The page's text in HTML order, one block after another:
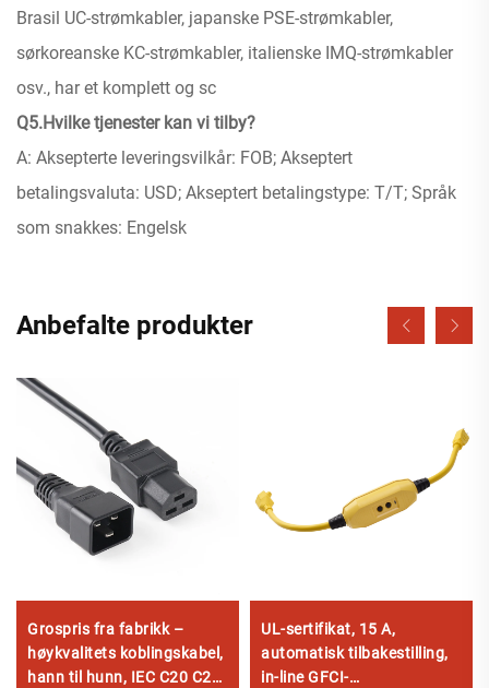
Brasil UC-strømkabler, japanske PSE-strømkabler,
sørkoreanske KC-strømkabler, italienske IMQ-strømkabler
osv., har et komplett og sc
Q5.Hvilke tjenester kan vi tilby?
A: Aksepterte leveringsvilkår: FOB; Akseptert
betalingsvaluta: USD; Akseptert betalingstype: T/T; Språk
som snakkes: Engelsk
Anbefalte produkter
Grospris fra fabrikk –
høykvalitets koblingskabel,
hann til hunn, IEC C20 C21
UL-sertifikat, 15 A,
automatisk tilbakestilling,
in-line GFCI-